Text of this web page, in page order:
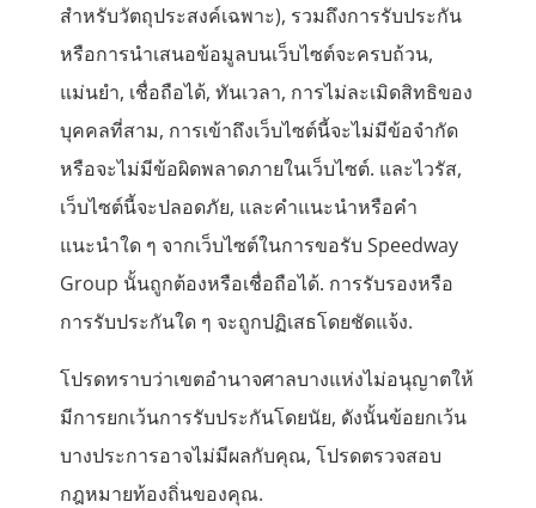
สำหรับวัตถุประสงค์เฉพาะ), รวมถึงการรับประกัน
หรือการนำเสนอข้อมูลบนเว็บไซต์จะครบถ้วน,
แม่นยำ, เชื่อถือได้, ทันเวลา, การไม่ละเมิดสิทธิของ
บุคคลที่สาม, การเข้าถึงเว็บไซต์นี้จะไม่มีข้อจำกัด
หรือจะไม่มีข้อผิดพลาดภายในเว็บไซต์. และไวรัส,
เว็บไซต์นี้จะปลอดภัย, และคำแนะนำหรือคำ
แนะนำใด ๆ จากเว็บไซต์ในการขอรับ Speedway
Group นั้นถูกต้องหรือเชื่อถือได้. การรับรองหรือ
การรับประกันใด ๆ จะถูกปฏิเสธโดยชัดแจ้ง.
โปรดทราบว่าเขตอำนาจศาลบางแห่งไม่อนุญาตให้
มีการยกเว้นการรับประกันโดยนัย, ดังนั้นข้อยกเว้น
บางประการอาจไม่มีผลกับคุณ, โปรดตรวจสอบ
กฎหมายท้องถิ่นของคุณ.